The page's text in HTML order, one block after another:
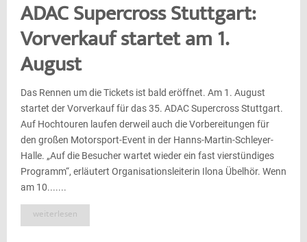
ADAC Supercross Stuttgart:
Vorverkauf startet am 1.
August
Das Rennen um die Tickets ist bald eröffnet. Am 1. August
startet der Vorverkauf für das 35. ADAC Supercross Stuttgart.
Auf Hochtouren laufen derweil auch die Vorbereitungen für
den großen Motorsport-Event in der Hanns-Martin-Schleyer-
Halle. „Auf die Besucher wartet wieder ein fast vierstündiges
Programm“, erläutert Organisationsleiterin Ilona Übelhör. Wenn
am 10.......
weiterlesen